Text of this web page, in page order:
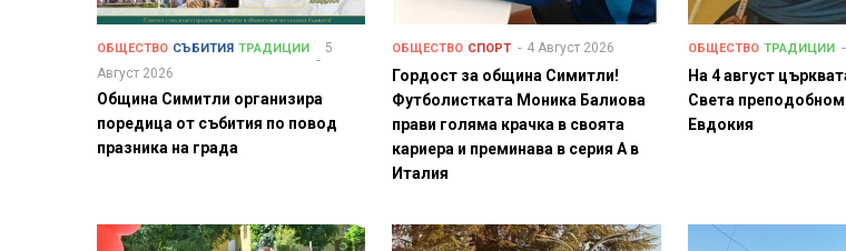
ОБЩЕСТВО СЪБИТИЯ ТРАДИЦИИ
5
Август 2026
Община Симитли организира
поредица от събития по повод
празника на града
ОБЩЕСТВО СПОРТ 4 Август 2026
Гордост за община Симитли!
Футболистката Моника Балиова
прави голяма крачка в своята
кариера и преминава в серия А в
Италия
ОБЩЕСТВО ТРАДИЦИИ
На 4 август
Света
Евдокия